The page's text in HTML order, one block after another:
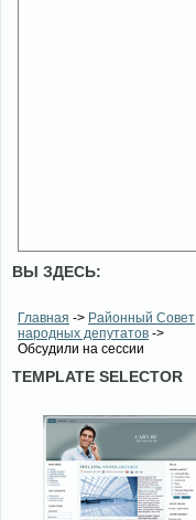
ВЫ ЗДЕСЬ:
Главная -> Районный Совет
народных депутатов ->
Обсудили на сессии
TEMPLATE SELECTOR